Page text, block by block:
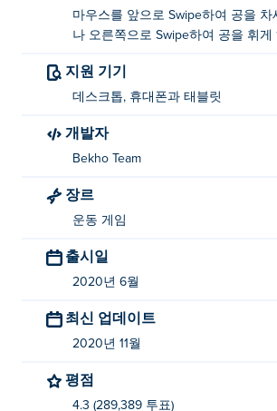
마우스를 앞으로 Swipe하여 공을 차
나 오른쪽으로 Swipe하여 공을 휘게
지원 기기
데스크톱, 휴대폰과 태블릿
개발자
Bekho Team
장르
운동 게임
출시일
2020년 6월
최신 업데이트
2020년 11월
평점
4.3 (289,389 투표)